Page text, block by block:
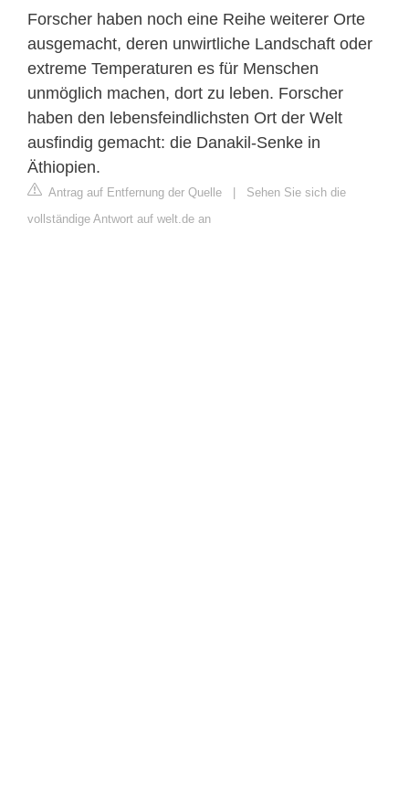
Forscher haben noch eine Reihe weiterer Orte
ausgemacht, deren unwirtliche Landschaft oder
extreme Temperaturen es für Menschen
unmöglich machen, dort zu leben. Forscher
haben den lebensfeindlichsten Ort der Welt
ausfindig gemacht: die Danakil-Senke in
Äthiopien.
Antrag auf Entfernung der Quelle | Sehen Sie sich die
vollständige Antwort auf welt.de an